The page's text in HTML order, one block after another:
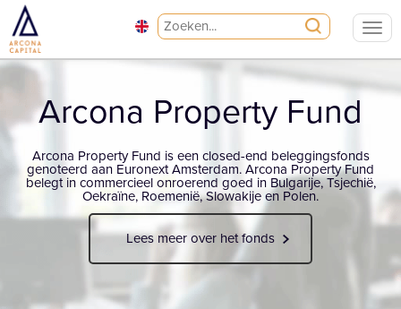
Arcona Property Fund
Arcona Property Fund is een closed-end beleggingsfonds
genoteerd aan Euronext Amsterdam. Arcona Property Fund
belegt in commercieel onroerend goed in Bulgarije, Tsjechië,
Oekraïne, Roemenië, Slowakije en Polen.
Lees meer over het fonds